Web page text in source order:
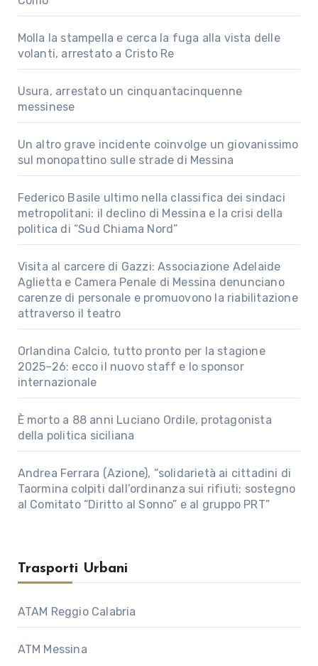
Molla la stampella e cerca la fuga alla vista delle
volanti, arrestato a Cristo Re
Usura, arrestato un cinquantacinquenne
messinese
Un altro grave incidente coinvolge un giovanissimo
sul monopattino sulle strade di Messina
Federico Basile ultimo nella classifica dei sindaci
metropolitani: il declino di Messina e la crisi della
politica di “Sud Chiama Nord”
Visita al carcere di Gazzi: Associazione Adelaide
Aglietta e Camera Penale di Messina denunciano
carenze di personale e promuovono la riabilitazione
attraverso il teatro
Orlandina Calcio, tutto pronto per la stagione
2025–26: ecco il nuovo staff e lo sponsor
internazionale
È morto a 88 anni Luciano Ordile, protagonista
della politica siciliana
Andrea Ferrara (Azione), “solidarietà ai cittadini di
Taormina colpiti dall’ordinanza sui rifiuti; sostegno
al Comitato “Diritto al Sonno” e al gruppo PRT”
Trasporti Urbani
ATAM Reggio Calabria
ATM Messina